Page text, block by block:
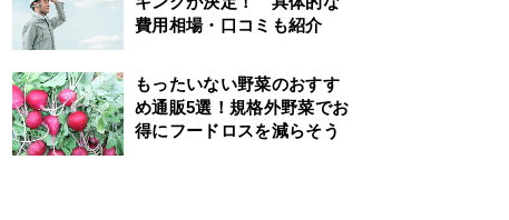
費用相場・口コミも紹介
もったいない野菜のおすす
め通販5選！規格外野菜でお
得にフードロスを減らそう